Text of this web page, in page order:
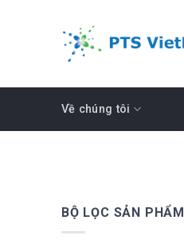
Về chúng tôi
BỘ LỌC SẢN PHẨM